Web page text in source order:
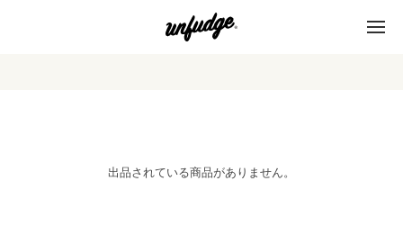
出品されている商品がありません。